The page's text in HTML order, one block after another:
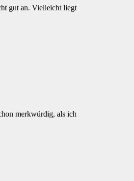
gut an. Vielleicht liegt
merkwürdig, als ich